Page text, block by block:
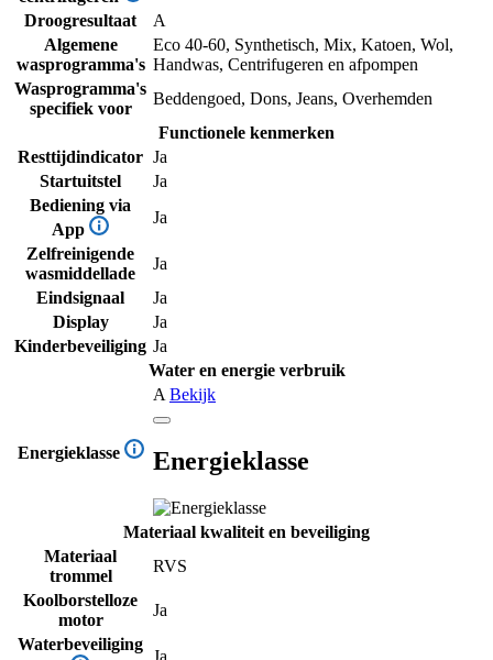
Droogresultaat
A
Algemene
wasprogramma's
Eco 40-60, Synthetisch, Mix, Katoen, Wol,
Handwas, Centrifugeren en afpompen
Wasprogramma's
specifiek voor
Beddengoed, Dons, Jeans, Overhemden
Functionele kenmerken
Resttijdindicator Ja
Startuitstel
Ja
Bediening via
App
Ja
Zelfreinigende
wasmiddellade
Ja
Eindsignaal
Ja
Display
Ja
Kinderbeveiliging Ja
Water en energie verbruik
Energieklasse
A Bekijk
Energieklasse
Materiaal kwaliteit en beveiliging
Materiaal
trommel
RVS
Koolborstelloze
motor
Ja
Waterbeveiliging